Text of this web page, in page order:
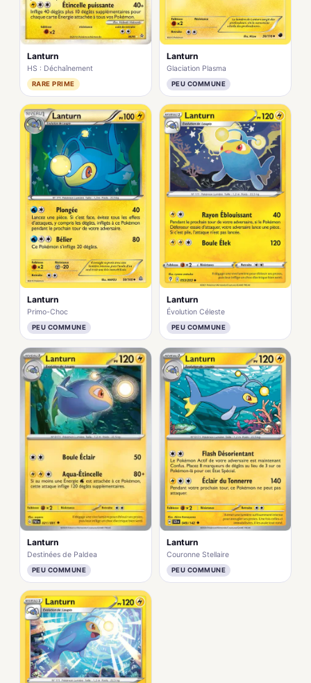
Lanturn
HS : Déchaînement
RARE PRIME
Lanturn
Glaciation Plasma
PEU COMMUNE
Lanturn
Primo-Choc
PEU COMMUNE
Lanturn
Évolution Céleste
PEU COMMUNE
Lanturn
Destinées de Paldea
PEU COMMUNE
Lanturn
Couronne Stellaire
PEU COMMUNE